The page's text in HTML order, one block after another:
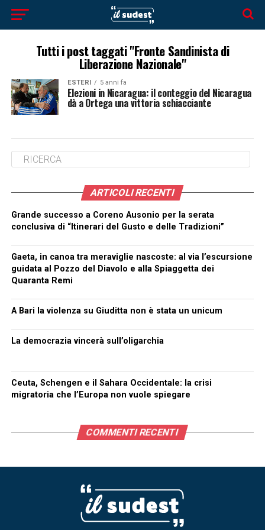
Tutti i post taggati "Fronte Sandinista di
Liberazione Nazionale"
ESTERI 5 anni fa
Elezioni in Nicaragua: il conteggio del Nicaragua
dà a Ortega una vittoria schiacciante
ARTICOLI RECENTI
Grande successo a Coreno Ausonio per la serata
conclusiva di “Itinerari del Gusto e delle Tradizioni”
Gaeta, in canoa tra meraviglie nascoste: al via l’escursione
guidata al Pozzo del Diavolo e alla Spiaggetta dei
Quaranta Remi
A Bari la violenza su Giuditta non è stata un unicum
La democrazia vincerà sull’oligarchia
Ceuta, Schengen e il Sahara Occidentale: la crisi
migratoria che l’Europa non vuole spiegare
COMMENTI RECENTI